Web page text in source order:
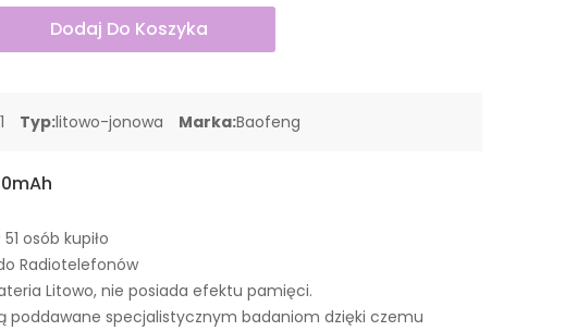
Dodaj Do Koszyka
Typ:litowo-jonowa Marka:Baofeng
51 osób kupiło
Radiotelefonów
Litowo, nie posiada efektu pamięci.
poddawane specjalistycznym badaniom dzięki czemu